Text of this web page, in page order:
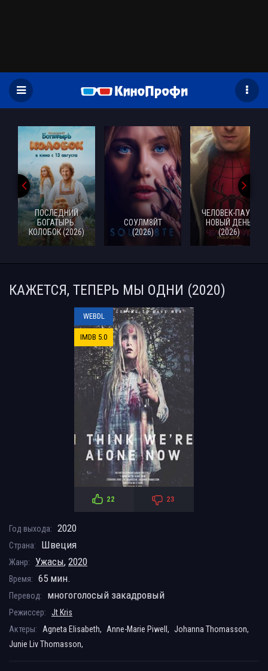
ПОСЛЕДНИЙ
БОГАТЫРЬ.
КОЛОБОК (2026)
СОУЛМ8ЙТ
(2026)
ЧЕЛОВЕК-ПАУК:
НОВЫЙ ДЕНЬ
(2026)
КАЖЕТСЯ, ТЕПЕРЬ МЫ ОДНИ (2020)
WEBDL
IMDB 5.0
22 23
Год выхода: 2020
Страна: Швеция
Жанр: Ужасы, 2020
Время: 65 мин.
Перевод: многоголосый закадровый
Режиссер:
Jt Kris
Актеры:
Agneta Elisabeth, Anne-Marie Piwell, Johanna Thomasson,
Junie Liv Thomasson,